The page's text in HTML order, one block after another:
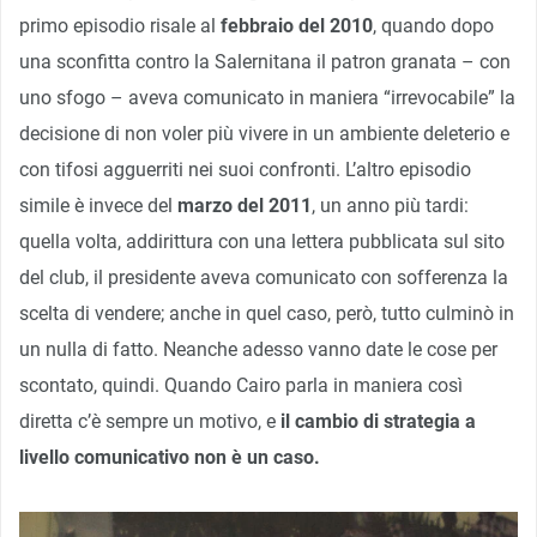
primo episodio risale al febbraio del 2010, quando dopo
una sconfitta contro la Salernitana il patron granata – con
uno sfogo – aveva comunicato in maniera “irrevocabile” la
decisione di non voler più vivere in un ambiente deleterio e
con tifosi agguerriti nei suoi confronti. L’altro episodio
simile è invece del marzo del 2011, un anno più tardi:
quella volta, addirittura con una lettera pubblicata sul sito
del club, il presidente aveva comunicato con sofferenza la
scelta di vendere; anche in quel caso, però, tutto culminò in
un nulla di fatto. Neanche adesso vanno date le cose per
scontato, quindi. Quando Cairo parla in maniera così
diretta c’è sempre un motivo, e il cambio di strategia a
livello comunicativo non è un caso.